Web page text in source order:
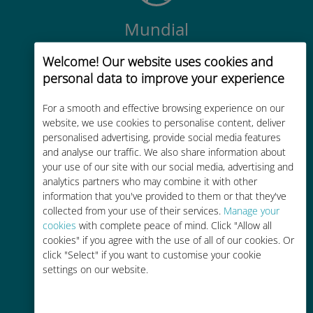
Welcome! Our website uses cookies and
personal data to improve your experience
For a smooth and effective browsing experience on our
website, we use cookies to personalise content, deliver
personalised advertising, provide social media features
and analyse our traffic. We also share information about
your use of our site with our social media, advertising and
analytics partners who may combine it with other
information that you've provided to them or that they've
collected from your use of their services. Manage your
cookies with complete peace of mind. Click "Allow all
cookies" if you agree with the use of all of our cookies. Or
click "Select" if you want to customise your cookie
settings on our website.
Mundial
Conectividad celular mundial de
alta calidad en más de 200
destinos
Rentable
Hasta un 90% más barato que los
costes de itinerancia con su
operador actual